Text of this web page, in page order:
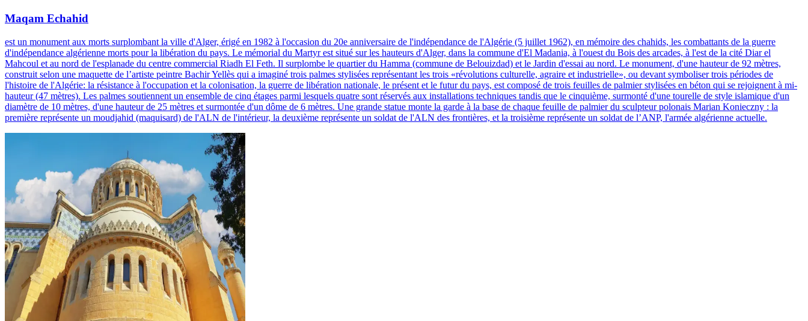
Maqam Echahid
est un monument aux morts surplombant la ville d'Alger, érigé en 1982 à l'occasion du 20e anniversaire de l'indépendance de l'Algérie (5 juillet 1962), en mémoire des chahids, les combattants de la guerre
d'indépendance algérienne morts pour la libération du pays. Le mémorial du Martyr est situé sur les hauteurs d'Alger, dans la commune d'El Madania, à l'ouest du Bois des arcades, à l'est de la cité Diar el
Mahcoul et au nord de l'esplanade du centre commercial Riadh El Feth. Il surplombe le quartier du Hamma (commune de Belouizdad) et le Jardin d'essai au nord. Le monument, d'une hauteur de 92 mètres,
construit selon une maquette de l’artiste peintre Bachir Yellès qui a imaginé trois palmes stylisées représentant les trois «révolutions culturelle, agraire et industrielle», ou devant symboliser trois périodes de
l'histoire de l'Algérie: la résistance à l'occupation et la colonisation, la guerre de libération nationale, le présent et le futur du pays, est composé de trois feuilles de palmier stylisées en béton qui se rejoignent à mi-
hauteur (47 mètres). Les palmes soutiennent un ensemble de cinq étages parmi lesquels quatre sont réservés aux installations techniques tandis que le cinquième, surmonté d'une tourelle de style islamique d'un
diamètre de 10 mètres, d'une hauteur de 25 mètres et surmontée d'un dôme de 6 mètres. Une grande statue monte la garde à la base de chaque feuille de palmier du sculpteur polonais Marian Konieczny : la
première représente un moudjahid (maquisard) de l'ALN de l'intérieur, la deuxième représente un soldat de l'ALN des frontières, et la troisième représente un soldat de l’ANP, l'armée algérienne actuelle.